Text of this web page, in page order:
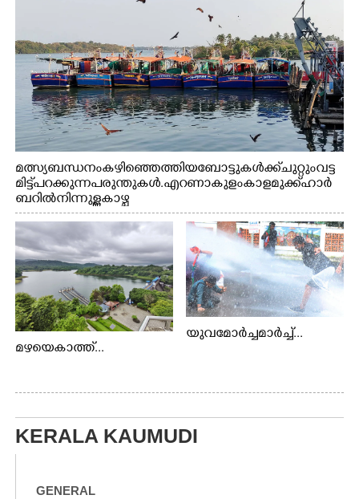
മത്സ്യബന്ധനം കഴിഞ്ഞെത്തിയ ബോട്ടുകൾക്ക് ചുറ്റും വട്ട
മിട്ട് പറക്കുന്ന പരുന്തുകൾ. എറണാകുളം കാളമുക്ക് ഹാർ
ബറിൽ നിന്നുള്ള കാഴ്ച
മഴയെകാത്ത്...
യുവമോർച്ചമാർച്ച്...
KERALA KAUMUDI
GENERAL